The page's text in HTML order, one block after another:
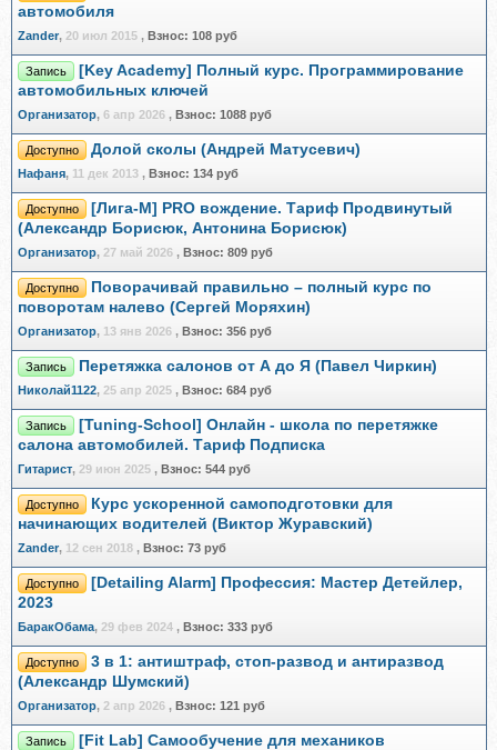
автомобиля
Zander, 20 июл 2015 , Взнос: 108 руб
Запись
[Key Academy] Полный курс. Программирование
автомобильных ключей
Организатор, 6 апр 2026 , Взнос: 1088 руб
Доступно Долой сколы (Андрей Матусевич)
Нафаня, 11 дек 2013 , Взнос: 134 руб
Доступно
[Лига-М] PRO вождение. Тариф Продвинутый
(Александр Борисюк, Антонина Борисюк)
Организатор, 27 май 2026 , Взнос: 809 руб
Доступно
Поворачивай правильно – полный курс по
поворотам налево (Сергей Моряхин)
Организатор, 13 янв 2026 , Взнос: 356 руб
Запись Перетяжка салонов от А до Я (Павел Чиркин)
Николай1122, 25 апр 2025 , Взнос: 684 руб
Запись
[Tuning-School] Онлайн - школа по перетяжке
салона автомобилей. Тариф Подписка
Гитарист, 29 июн 2025 , Взнос: 544 руб
Доступно
Курс ускоренной самоподготовки для
начинающих водителей (Виктор Журавский)
Zander, 12 сен 2018 , Взнос: 73 руб
Доступно
[Detailing Alarm] Профессия: Мастер Детейлер,
2023
БаракОбама, 29 фев 2024 , Взнос: 333 руб
Доступно
3 в 1: антиштраф, стоп-развод и антиразвод
(Александр Шумский)
Организатор, 2 апр 2026 , Взнос: 121 руб
Запись [Fit Lab] Самообучение для механиков